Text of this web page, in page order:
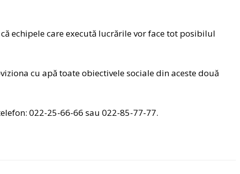
echipele care execută lucrările vor face tot posibilul
cu apă toate obiectivele sociale din aceste două
022-25-66-66 sau 022-85-77-77.